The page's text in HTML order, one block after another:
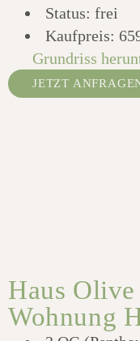
Status: frei
Kaufpreis:
Grundriss
JETZT
Haus Olive
Wohnung